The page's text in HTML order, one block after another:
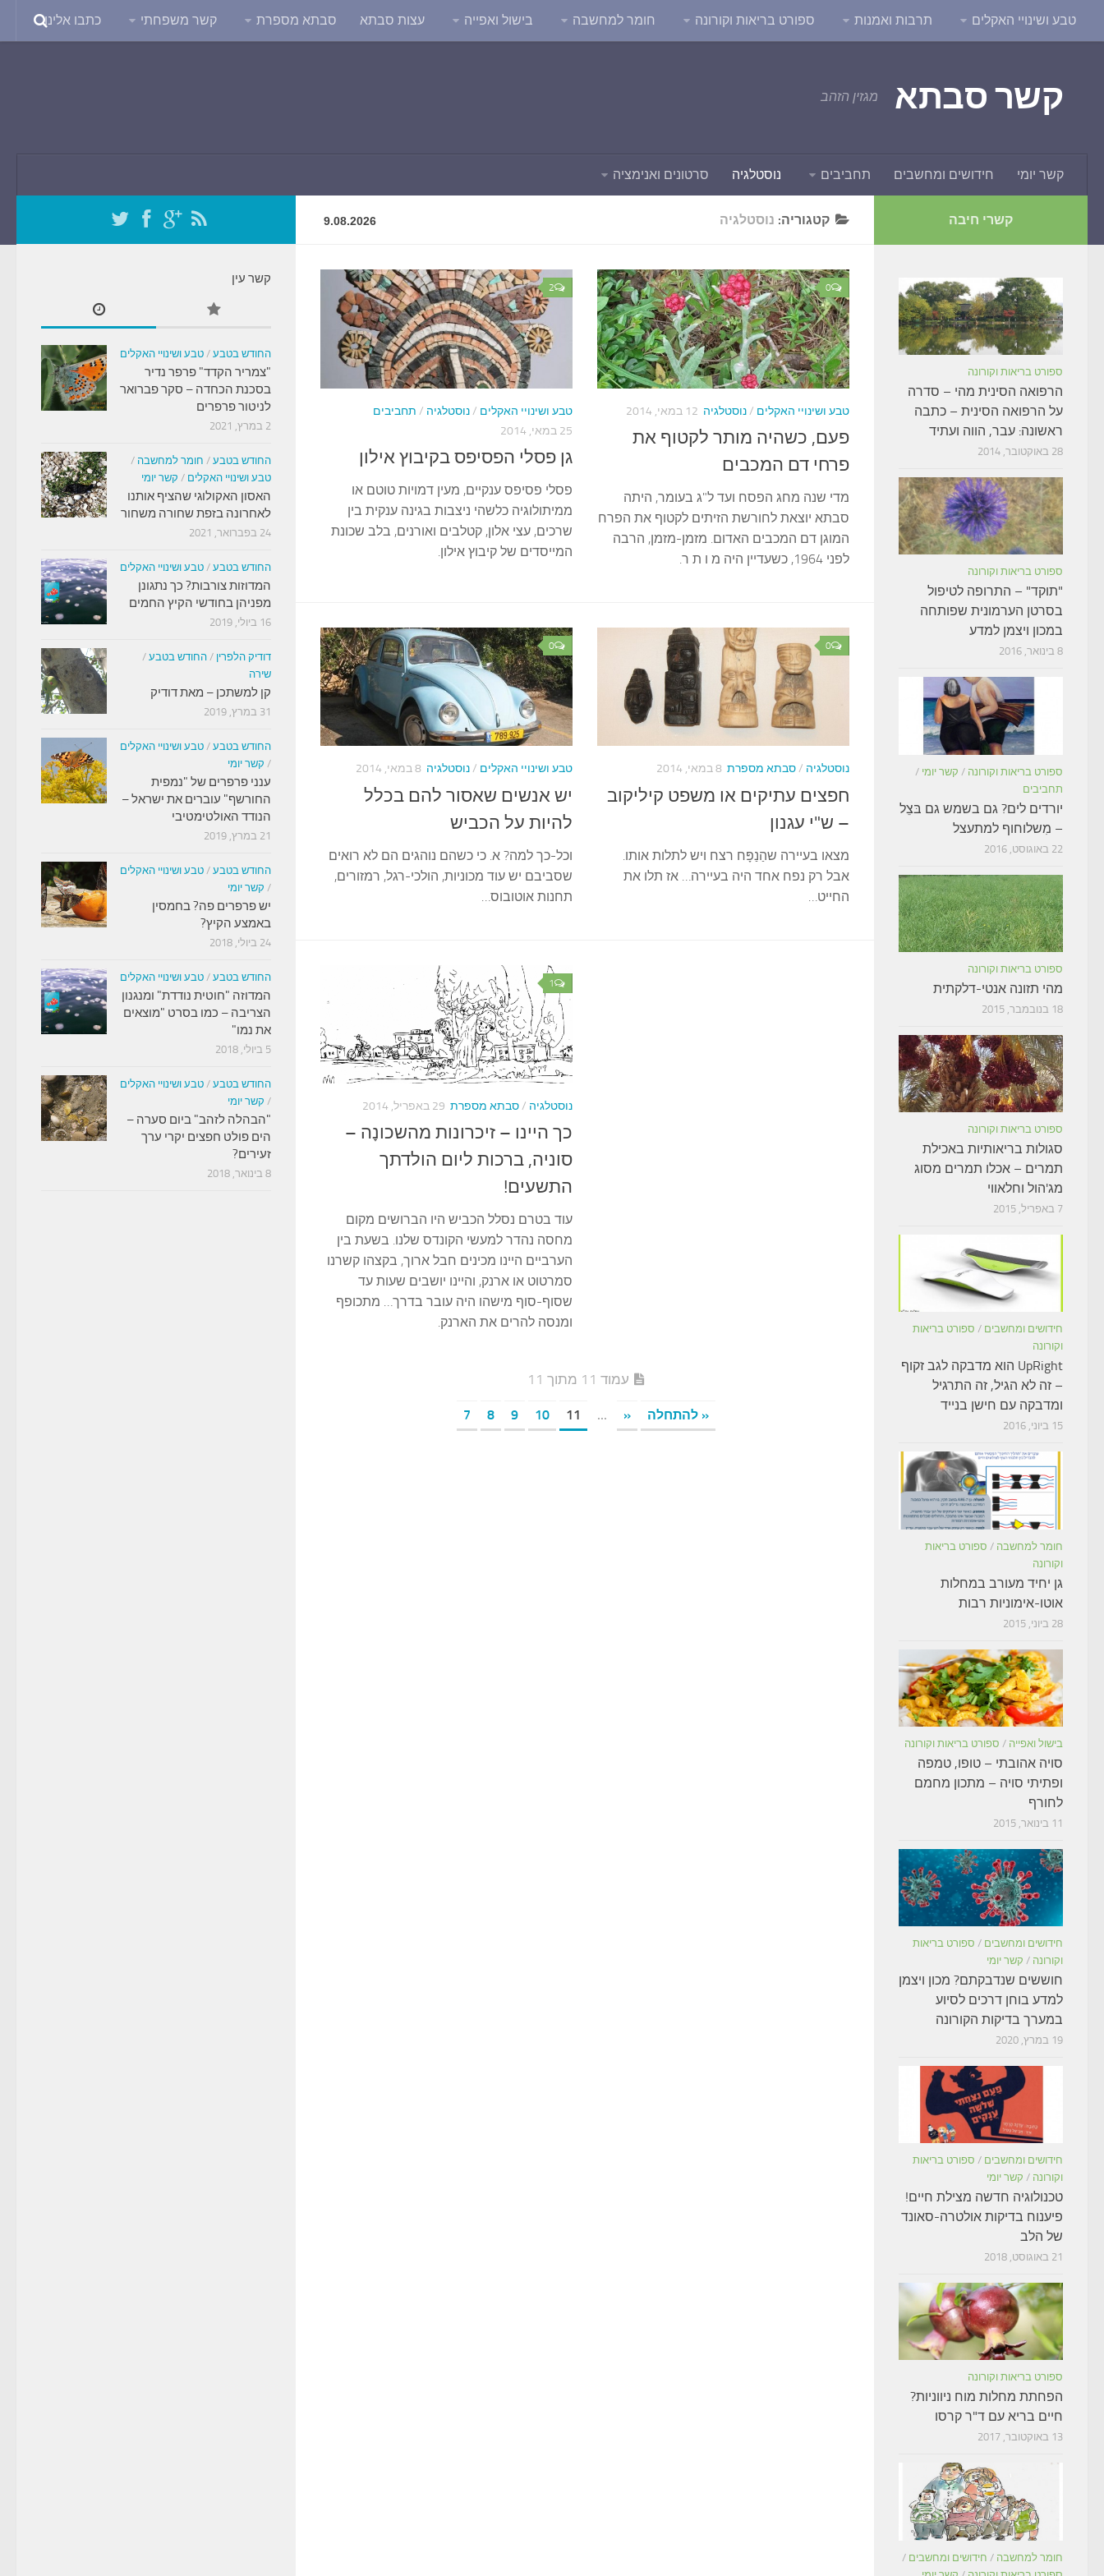
טבע ושינויי האקלים תרבות ואמנות ספורט בריאות וקורונה חומר למחשבה בישול ואפייה עצות סבתא סבתא מספרת קשר משפחתי כתבו אלינו
קשר סבתא מגזין הזהב
קשר יומי חידושים ומחשבים תחביבים נוסטלגיה סרטונים ואנימציה
קטגוריה: נוסטלגיה 9.08.2026
2
טבע ושינויי האקלים /נוסטלגיה / תחביבים
25 במאי, 2014
גן פסלי הפסיפס בקיבוץ אילון
פסלי פסיפס ענקיים, מעין דמויות טוטם או
ממיתולוגיה כלשהי ניצבות בגינה ענקית בין
שרכים, עצי אלון, קטלבים ואורנים, בלב שכונת
המייסדים של קיבוץ אילון.
0
טבע ושינויי האקלים /נוסטלגיה 12 במאי, 2014
פעם, כשהיה מותר לקטוף את
פרחי דם המכבים
מדי שנה מחג הפסח ועד ל"ג בעומר, היתה
סבתא יוצאת לחורשת הזיתים לקטוף את הפרח
המוגן דם המכבים האדום. מזמן-מזמן, הרבה
לפני 1964, כשעדיין היה מ ו ת ר.
0
טבע ושינויי האקלים /נוסטלגיה 8 במאי, 2014
יש אנשים שאסור להם בכלל
להיות על הכביש
וכל-כך למה? א. כי כשהם נוהגים הם לא רואים
שסביבם יש עוד מכוניות, הולכי-רגל, רמזורים,
תחנות אוטובוס…
0
נוסטלגיה /סבתא מספרת 8 במאי, 2014
חפצים עתיקים או משפט קיליקוב
– ש"י עגנון
מצאו בעיירה שהַנַפָּח רצח ויש לתלות אותו.
אבל רק נפח אחד היה בעיירה… אז תלו את
החייט…
1
נוסטלגיה /סבתא מספרת 29 באפריל, 2014
כך היינו – זיכרונות מהשכונָה –
סוניה, ברכות ליום הולדתך
התשעים!
עוד בטרם נסלל הכביש היו הברושים מקום
מחסה נהדר למעשי הקונדס שלנו. בשעת בין
הערביים היינו מכינים חבל ארוך, בקצהו קשרנו
סמרטוט או ארנק, והיינו יושבים שעות עד
שסוף-סוף מישהו היה עובר בדרך… מתכופף
ומנסה להרים את הארנק.
עמוד 11 מתוך 11
« להתחלה «
...
7 8 9 10 11
קשר עין
החודש בטבע / טבע ושינויי האקלים
"צמריר הקדד" פרפר נדיר
בסכנת הכחדה – סקר פברואר
לניטור פרפרים
2 במרץ, 2021
החודש בטבע / חומר למחשבה /
טבע ושינויי האקלים / קשר יומי
האסון האקולוגי שהציף אותנו
לאחרונה בזפת שחורה משחור
24 בפברואר, 2021
החודש בטבע / טבע ושינויי האקלים
המדוזות צורבות? כך נתגונן
מפניהן בחודשי הקיץ החמים
16 ביולי, 2019
דודיק הלפרין / החודש בטבע /
שירה
קן למשתכן – מאת דודיק
31 במרץ, 2019
החודש בטבע / טבע ושינויי האקלים
/ קשר יומי
ענני פרפרים של "נמפית
החורשף" עוברים את ישראל –
הנודד האולטימטיבי
21 במרץ, 2019
החודש בטבע / טבע ושינויי האקלים
/ קשר יומי
יש פרפרים פה? בחמסין
באמצע הקיץ?
24 ביולי, 2018
החודש בטבע / טבע ושינויי האקלים
המדוזה "חוטית נודדת" ומנגנון
הצריבה – כמו בסרט "מוצאים
את נמו"
5 ביולי, 2018
החודש בטבע / טבע ושינויי האקלים
/ קשר יומי
"הבהלה לזהב" ביום סערה –
הים פולט חפצים יקרי ערך
זעירים?
8 בינואר, 2018
קשרי חיבה
ספורט בריאות וקורונה
הרפואה הסינית מהי – סדרה
על הרפואה הסינית – כתבה
ראשונה: עבר, הווה ועתיד
28 באוקטובר, 2014
ספורט בריאות וקורונה
"תוקד" – התרופה לטיפול
בסרטן הערמונית שפותחה
במכון ויצמן למדע
8 בינואר, 2016
ספורט בריאות וקורונה / קשר יומי /
תחביבים
יורדים לים? גם בשמש גם בּצֵל
– מִשלוחוף למתעצל
22 באוגוסט, 2016
ספורט בריאות וקורונה
מהי תזונה אנטי-דלקתית
18 בנובמבר, 2015
ספורט בריאות וקורונה
סגולות בריאותיות באכילת
תמרים – אכלו תמרים מסוג
מג'הול וחלאווי
7 באפריל, 2015
חידושים ומחשבים / ספורט בריאות
וקורונה
UpRight הוא מדבקה לגב זקוף
– זה לא הגיל, זה התרגיל
ומדבקה עם חישן בנייד
15 ביוני, 2016
חומר למחשבה / ספורט בריאות
וקורונה
גן יחיד מעורב במחלות
אוטו-אימוניות רבות
28 ביוני, 2015
בישול ואפייה / ספורט בריאות וקורונה
סויה אהובתי – טופו, טמפה
ופתיתי סויה – מתכון מחמם
לחורף
11 בינואר, 2015
חידושים ומחשבים / ספורט בריאות
וקורונה / קשר יומי
חוששים שנדבקתם? מכון ויצמן
למדע בוחן דרכים לסיוע
במערך בדיקות הקורונה
19 במרץ, 2020
חידושים ומחשבים / ספורט בריאות
וקורונה / קשר יומי
טכנולוגיה חדשה מצילת חיים!
פיענוח בדיקות אולטרה-סאונד
של הלב
21 באוגוסט, 2018
ספורט בריאות וקורונה
הפחתת מחלות מוח ניווניות?
חיים בריא עם ד"ר קרסו
13 באוקטובר, 2017
חומר למחשבה / חידושים ומחשבים /